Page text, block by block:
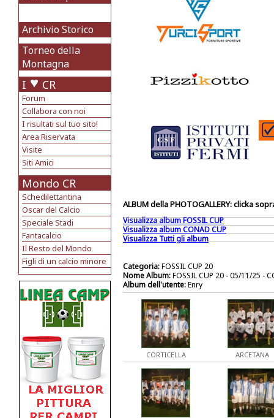
Archivio Storico
Torneo della
Montagna
I CR
Forum
Collabora con noi
I risultati sul tuo sito!
Area Riservata
Visite
Siti Amici
Mondo CR
Schedilettantina
Oscar del Calcio
Speciale Stadi
Fantacalcio
Il Resto del Mondo
Figli di un calcio minore
ALBUM della PHOTOGALLERY: clicka
Visualizza album FOSSIL CUP
Visualizza album CONAD CUP
Visualizza Tutti gli album
Categoria:FOSSIL CUP 20
Nome Album:FOSSIL CUP 20 - 05/11/25 -
Album dell'utente:Enry
CORTICELLA ARCETANA